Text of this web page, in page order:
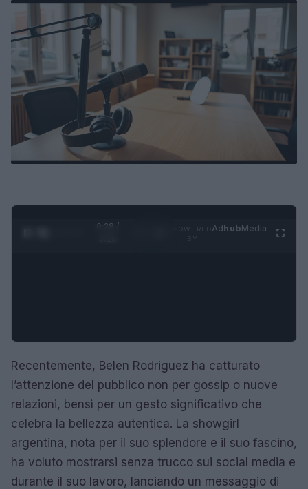
0:28 /
AdhubMedia
Recentemente, Belen Rodriguez ha catturato
l’attenzione del pubblico non per gossip o nuove
relazioni, bensì per un gesto significativo che
celebra la bellezza autentica. La showgirl
argentina, nota per il suo splendore e il suo fascino,
ha voluto mostrarsi senza trucco sui social media e
durante il suo lavoro, lanciando un messaggio di